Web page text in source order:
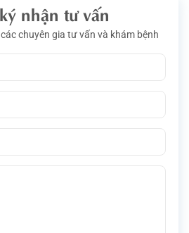
nhận tư vấn
chuyên gia tư vấn và khám bệnh